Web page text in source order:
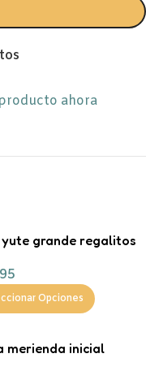
ahora
yute grande regalitos
Opciones
merienda inicial